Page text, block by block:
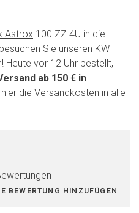
Astrox 100 ZZ 4U in die
Sie unseren KW
Heute vor 12 Uhr bestellt,
ab 150 € in
die Versandkosten in alle
BEWERTUNG HINZUFÜGEN